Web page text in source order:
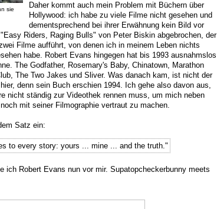
sie
Daher kommt auch mein Problem mit Büchern über
Hollywood: ich habe zu viele Filme nicht gesehen und
dementsprechend bei ihrer Erwähnung kein Bild vor
Riders, Raging Bulls" von Peter Biskin abgebrochen, der
Filme aufführt, von denen ich in meinem Leben nichts
habe. Robert Evans hingegen hat bis 1993 ausnahmslos
The Godfather, Rosemary's Baby, Chinatown, Marathon
The Two Jakes und Sliver. Was danach kam, ist nicht der
denn sein Buch erschien 1994. Ich gehe also davon aus,
nicht ständig zur Videothek rennen muss, um mich neben
mit seiner Filmographie vertraut zu machen.
Satz ein:
to every story: yours ... mine ... and the truth."
ich Robert Evans nun vor mir. Supatopcheckerbunny meets